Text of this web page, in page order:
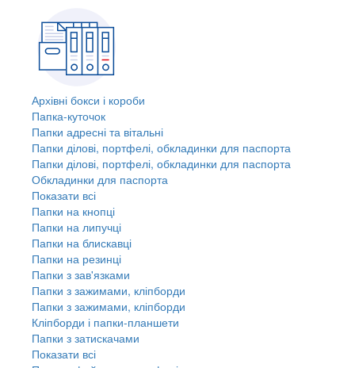
Архівні бокси і короби
Папка-куточок
Папки адресні та вітальні
Папки ділові, портфелі, обкладинки для паспорта
Папки ділові, портфелі, обкладинки для паспорта
Обкладинки для паспорта
Показати всі
Папки на кнопці
Папки на липучці
Папки на блискавці
Папки на резинці
Папки з зав'язками
Папки з зажимами, кліпборди
Папки з зажимами, кліпборди
Кліпборди і папки-планшети
Папки з затискачами
Показати всі